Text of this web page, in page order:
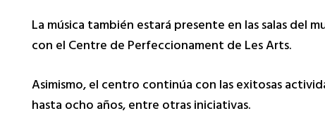
La música también estará presente en las salas del
con el Centre de Perfeccionament de Les Arts.
Asimismo, el centro continúa con las exitosas
hasta ocho años, entre otras iniciativas.